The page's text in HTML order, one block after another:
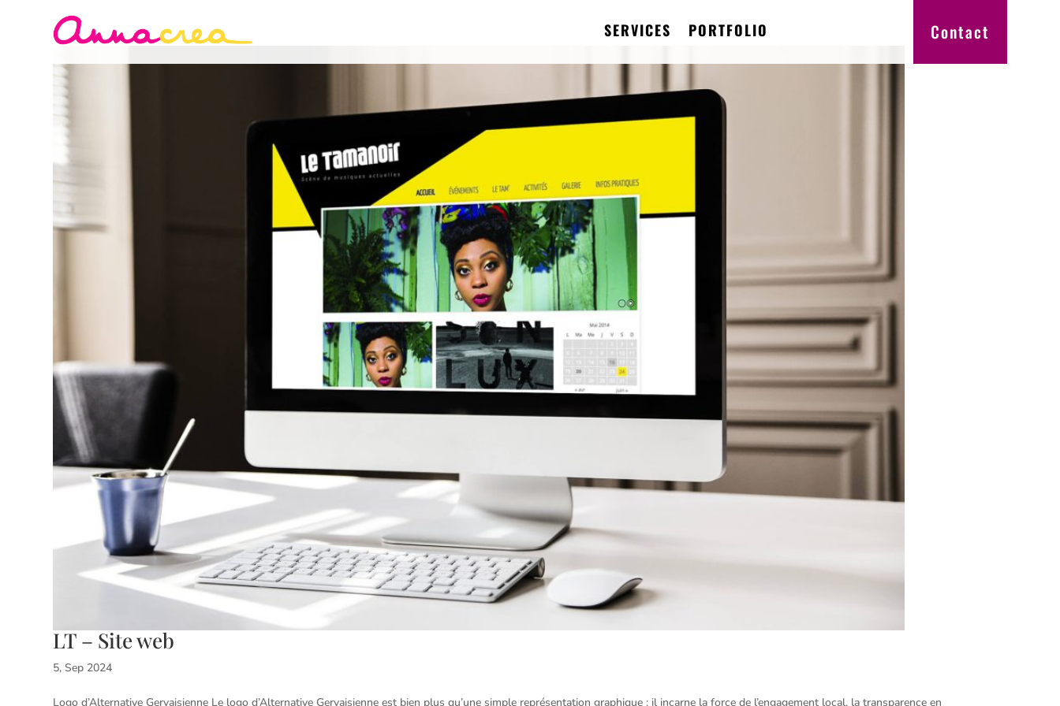
SERVICES PORTFOLIO Contact
LT – Site web
5, Sep 2024
Logo d’Alternative Gervaisienne Le logo d’Alternative Gervaisienne est bien plus qu’une simple représentation graphique : il incarne la force de l’engagement local, la transparence en